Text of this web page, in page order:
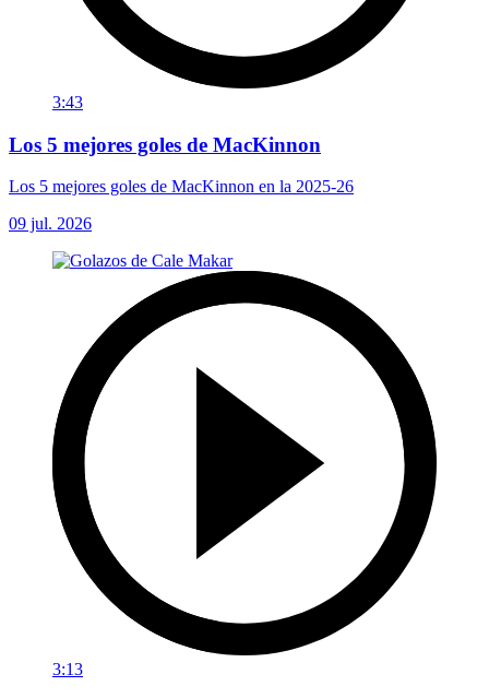
3:43
Los 5 mejores goles de MacKinnon
Los 5 mejores goles de MacKinnon en la 2025-26
09 jul. 2026
3:13